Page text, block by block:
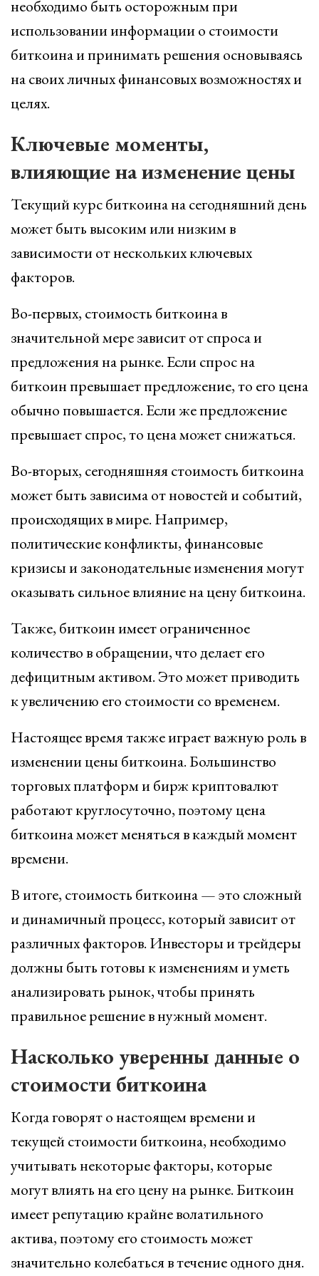
необходимо быть осторожным при
использовании информации о стоимости
биткоина и принимать решения основываясь
на своих личных финансовых возможностях и
целях.
Ключевые моменты,
влияющие на изменение цены
Текущий курс биткоина на сегодняшний день
может быть высоким или низким в
зависимости от нескольких ключевых
факторов.
Во-первых, стоимость биткоина в
значительной мере зависит от спроса и
предложения на рынке. Если спрос на
биткоин превышает предложение, то его цена
обычно повышается. Если же предложение
превышает спрос, то цена может снижаться.
Во-вторых, сегодняшняя стоимость биткоина
может быть зависима от новостей и событий,
происходящих в мире. Например,
политические конфликты, финансовые
кризисы и законодательные изменения могут
оказывать сильное влияние на цену биткоина.
Также, биткоин имеет ограниченное
количество в обращении, что делает его
дефицитным активом. Это может приводить
к увеличению его стоимости со временем.
Настоящее время также играет важную роль в
изменении цены биткоина. Большинство
торговых платформ и бирж криптовалют
работают круглосуточно, поэтому цена
биткоина может меняться в каждый момент
времени.
В итоге, стоимость биткоина — это сложный
и динамичный процесс, который зависит от
различных факторов. Инвесторы и трейдеры
должны быть готовы к изменениям и уметь
анализировать рынок, чтобы принять
правильное решение в нужный момент.
Насколько уверенны данные о
стоимости биткоина
Когда говорят о настоящем времени и
текущей стоимости биткоина, необходимо
учитывать некоторые факторы, которые
могут влиять на его цену на рынке. Биткоин
имеет репутацию крайне волатильного
актива, поэтому его стоимость может
значительно колебаться в течение одного дня.